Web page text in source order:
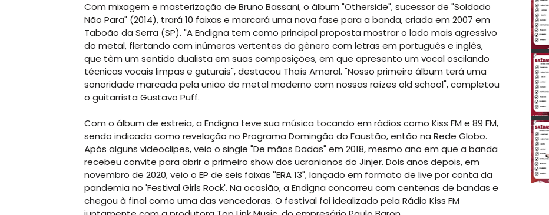
Com mixagem e masterização de Bruno Bassani, o álbum "Otherside", sucessor de "Soldado
Não Para" (2014), trará 10 faixas e marcará uma nova fase para a banda, criada em 2007 em
Taboão da Serra (SP). "A Endigna tem como principal proposta mostrar o lado mais agressivo
do metal, flertando com inúmeras vertentes do gênero com letras em português e inglês,
que têm um sentido dualista em suas composições, em que apresento um vocal oscilando
técnicas vocais limpas e guturais", destacou Thaís Amaral. "Nosso primeiro álbum terá uma
sonoridade marcada pela união do metal moderno com nossas raízes old school", completou
o guitarrista Gustavo Puff.
Com o álbum de estreia, a Endigna teve sua música tocando em rádios como Kiss FM e 89 FM,
sendo indicada como revelação no Programa Domingão do Faustão, então na Rede Globo.
Após alguns videoclipes, veio o single "De mãos Dadas" em 2018, mesmo ano em que a banda
recebeu convite para abrir o primeiro show dos ucranianos do Jinjer. Dois anos depois, em
novembro de 2020, veio o EP de seis faixas ''ERA 13", lançado em formato de live por conta da
pandemia no 'Festival Girls Rock'. Na ocasião, a Endigna concorreu com centenas de bandas e
chegou à final como uma das vencedoras. O festival foi idealizado pela Rádio Kiss FM